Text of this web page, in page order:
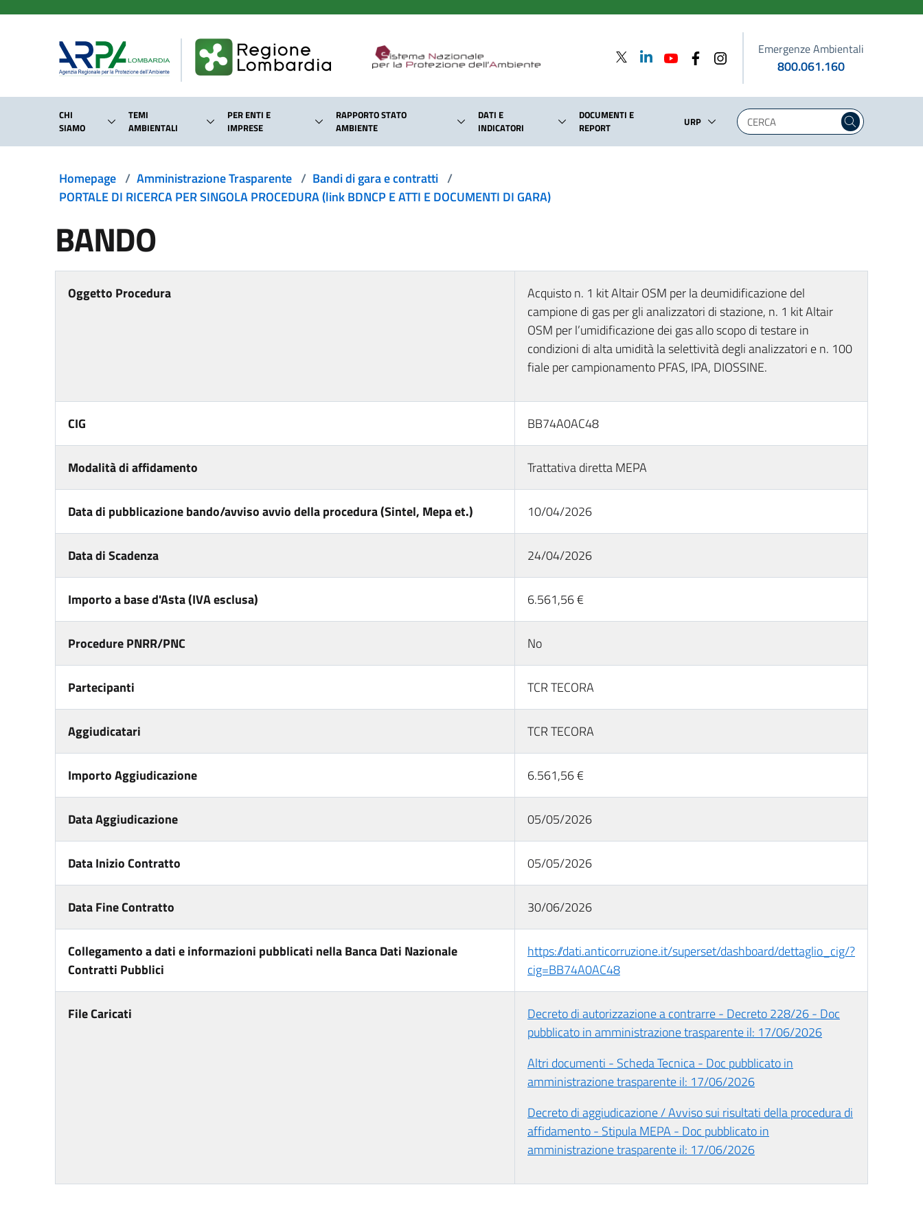
Emergenze Ambientali
800.061.160
CHI
SIAMO
TEMI
AMBIENTALI
PER ENTI E
IMPRESE
RAPPORTO STATO
AMBIENTE
DATI E
INDICATORI
DOCUMENTI E
REPORT
URP
Homepage / Amministrazione Trasparente / Bandi di gara e contratti /
PORTALE DI RICERCA PER SINGOLA PROCEDURA (link BDNCP E ATTI E DOCUMENTI DI GARA)
BANDO
Oggetto Procedura
Acquisto n. 1 kit Altair OSM per la deumidificazione del
campione di gas per gli analizzatori di stazione, n. 1 kit Altair
OSM per l’umidificazione dei gas allo scopo di testare in
condizioni di alta umidità la selettività degli analizzatori e n. 100
fiale per campionamento PFAS, IPA, DIOSSINE.
CIG BB74A0AC48
Modalità di affidamento Trattativa diretta MEPA
Data di pubblicazione bando/avviso avvio della procedura (Sintel, Mepa et.) 10/04/2026
Data di Scadenza 24/04/2026
Importo a base d'Asta (IVA esclusa) 6.561,56 €
Procedure PNRR/PNC No
Partecipanti TCR TECORA
Aggiudicatari TCR TECORA
Importo Aggiudicazione 6.561,56 €
Data Aggiudicazione 05/05/2026
Data Inizio Contratto 05/05/2026
Data Fine Contratto 30/06/2026
Collegamento a dati e informazioni pubblicati nella Banca Dati Nazionale
Contratti Pubblici
https://dati.anticorruzione.it/superset/dashboard/dettaglio_cig/?
cig=BB74A0AC48
File Caricati
Decreto di autorizzazione a contrarre - Decreto 228/26 - Doc
pubblicato in amministrazione trasparente il: 17/06/2026
Altri documenti - Scheda Tecnica - Doc pubblicato in
amministrazione trasparente il: 17/06/2026
Decreto di aggiudicazione / Avviso sui risultati della procedura di
affidamento - Stipula MEPA - Doc pubblicato in
amministrazione trasparente il: 17/06/2026